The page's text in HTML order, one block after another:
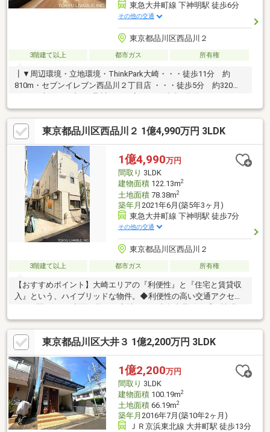
東急大井町線 下神明駅 徒歩6分
その他の交通
東京都品川区西品川２
3階建て以上 都市ガス 所有権
┃▼周辺環境・立地環境・ThinkPark大崎・・・徒歩11分 約
810m・セブンイレブン西品川２丁目店 ・・・徒歩5分 約320
病院 内科 三ッ木診療所・・・ 徒歩3分 約190 m・しながわ中央
公園 ・・・徒歩6分 約420 m・品川区役所・・・ 徒歩7分 約
520 m・キッズガーデン西品川・・・ 徒歩3分 約170 m・三木小
学校 ・・・徒歩 約520 m・大崎中学校・・・徒歩 約 690 m・
大井町トラックス・・・徒歩14分 約950m話題の「大井町トラッ
クス」徒歩圏
東京都品川区西品川２ 1億4,990万円 3LDK
1億4,990万円
間取り 3LDK
建物面積122.13m2
土地面積78.38m2
築年月 2021年6月(築5年3ヶ月)
東急大井町線 下神明駅 徒歩7分
その他の交通
東京都品川区西品川２
3階建て以上 都市ガス 所有権
【おすすめポイント】大崎エリアの『利便性』と『住宅と賃貸収
入』という、ハイブリッドな物件。◆利便性の高い交通アクセ
駅徒歩7分 ・JR山手線・埼京線・湘南新宿ライン・りんかい線
『大崎』駅徒歩13分◆良好な住環境 戸建やアパートが建ち並
ぶ、生活の利便性と静穏さがエリアです。◆収益を生み出す『賃
貸併用住宅』 1階に賃貸を併設しており、住宅ローン返済の軽
減の副収入が得られます。 ・1階：1Kタイプ、2室（現在満
室稼働中） ・月額収入、150 000円 年間収入、1 800 000円
東京都品川区大井３ 1億2,200万円 3LDK
1億2,200万円
間取り 3LDK
建物面積100.19m2
土地面積66.19m2
築年月 2016年7月(築10年2ヶ月)
ＪＲ京浜東北線 大井町駅 徒歩13分